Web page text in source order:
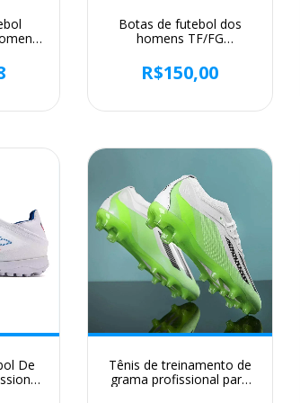
TF,
Botas de futebol dos
homens TF/FG
Treinamento Futebol
Chuteiras Childs Calçado
qualidade New Arrival
R$150,00
De
Tênis de treinamento de
grama profissional para